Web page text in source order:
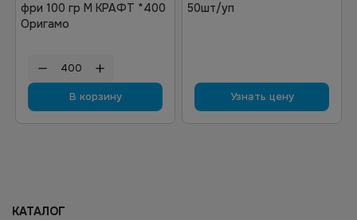
фри 100 гр M КРАФТ *400
Оригамо
В корзину
50шт/уп
Узнать цену
КАТАЛОГ